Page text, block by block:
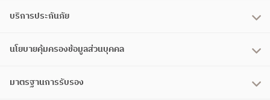
บริการประกันภัย
นโยบายคุ้มครองข้อมูลส่วนบุคคล
มาตรฐานการรับรอง